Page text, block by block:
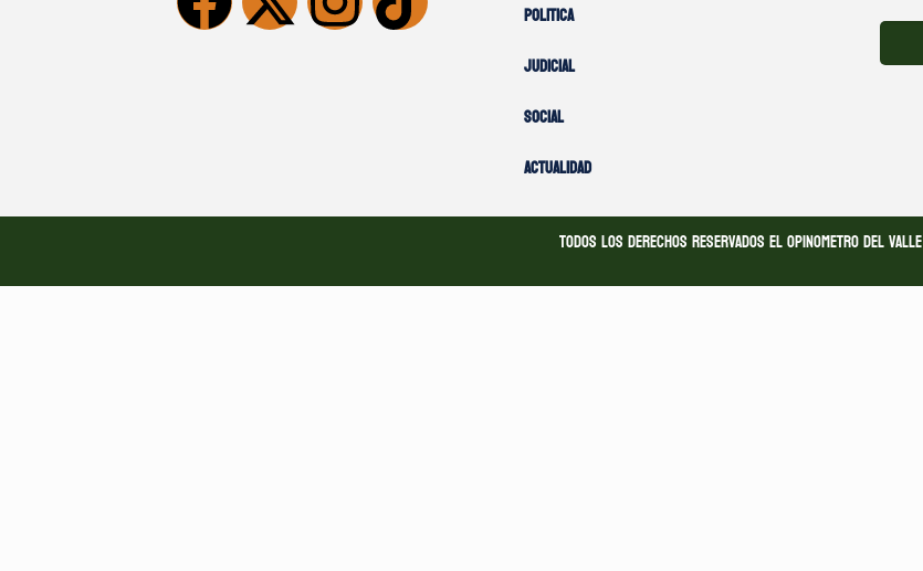
Politica
Judicial
Social
Actualidad
Todos los derechos reservados El opinometro del valle